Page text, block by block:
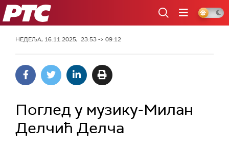
РТС
НЕДЕЉА, 16.11.2025, 23:53 -> 09:12
Поглед у музику-Милан
Делчић Делча